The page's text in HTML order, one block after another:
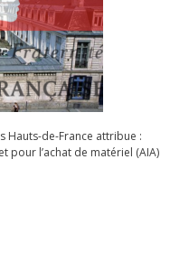
Hauts-de-France attribue :
pour l’achat de matériel (AIA)